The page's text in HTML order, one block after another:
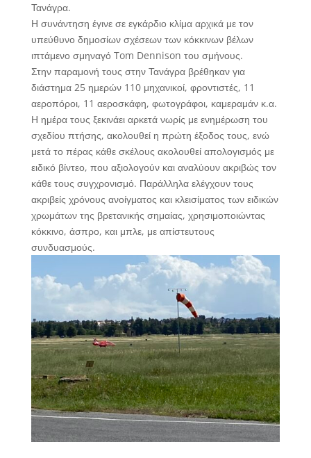
Τανάγρα.
Η συνάντηση έγινε σε εγκάρδιο κλίμα αρχικά με τον
υπεύθυνο δημοσίων σχέσεων των κόκκινων βέλων
ιπτάμενο σμηναγό Tom Dennison του σμήνους.
Στην παραμονή τους στην Τανάγρα βρέθηκαν για
διάστημα 25 ημερών 110 μηχανικοί, φροντιστές, 11
αεροπόροι, 11 αεροσκάφη, φωτογράφοι, καμεραμάν κ.α.
Η ημέρα τους ξεκινάει αρκετά νωρίς με ενημέρωση του
σχεδίου πτήσης, ακολουθεί η πρώτη έξοδος τους, ενώ
μετά το πέρας κάθε σκέλους ακολουθεί απολογισμός με
ειδικό βίντεο, που αξιολογούν και αναλύουν ακριβώς τον
κάθε τους συγχρονισμό. Παράλληλα ελέγχουν τους
ακριβείς χρόνους ανοίγματος και κλεισίματος των ειδικών
χρωμάτων της βρετανικής σημαίας, χρησιμοποιώντας
κόκκινο, άσπρο, και μπλε, με απίστευτους
συνδυασμούς.